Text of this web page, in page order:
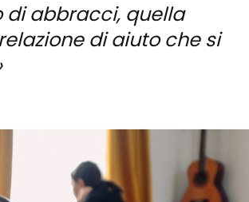
di abbracci, quella
di aiuto che si